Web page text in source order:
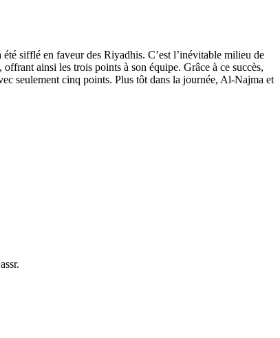
sifflé en faveur des Riyadhis. C’est l’inévitable milieu de
ainsi les trois points à son équipe. Grâce à ce succès,
seulement cinq points. Plus tôt dans la journée, Al-Najma et